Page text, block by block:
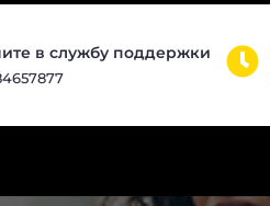
в службу поддержки